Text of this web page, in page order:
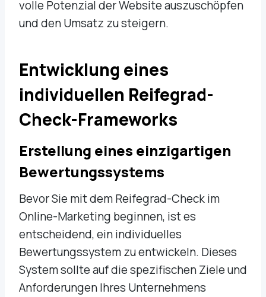
volle Potenzial der Website auszuschöpfen
und den Umsatz zu steigern.
Entwicklung eines
individuellen Reifegrad-
Check-Frameworks
Erstellung eines einzigartigen
Bewertungssystems
Bevor Sie mit dem Reifegrad-Check im
Online-Marketing beginnen, ist es
entscheidend, ein individuelles
Bewertungssystem zu entwickeln. Dieses
System sollte auf die spezifischen Ziele und
Anforderungen Ihres Unternehmens